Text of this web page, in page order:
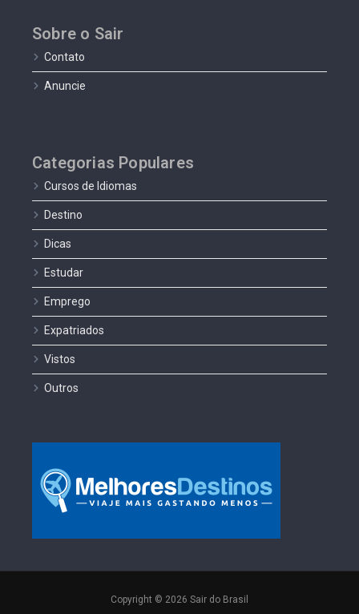
Sobre o Sair
Contato
Anuncie
Categorias Populares
Cursos de Idiomas
Destino
Dicas
Estudar
Emprego
Expatriados
Vistos
Outros
Copyright © 2026 Sair do Brasil